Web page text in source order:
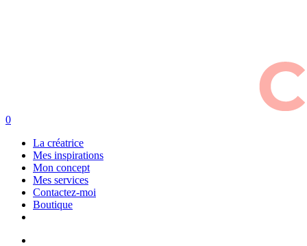
search
0
La créatrice
Mes inspirations
Mon concept
Mes services
Contactez-moi
Boutique